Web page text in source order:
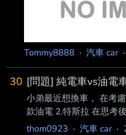
Tommy8888 · 汽車 car·
30 [問題] 純電車vs油電
小弟最近想換車， 在考
款油電 2.特斯拉 在思考
題不確定自身認知是否正
thom0923 · 汽車 car·